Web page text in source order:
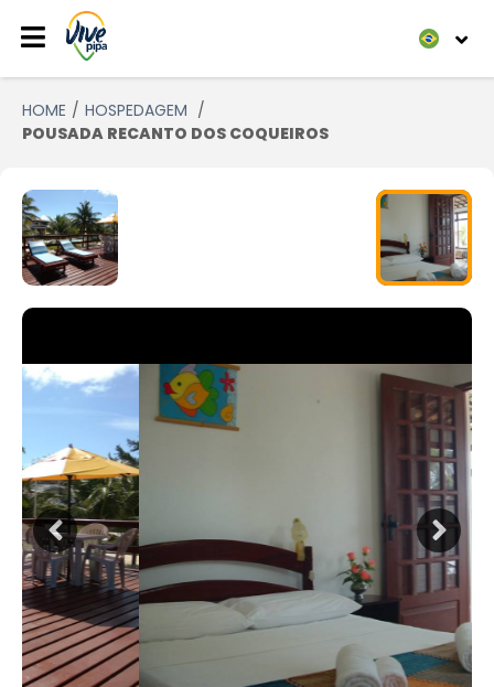
HOME
HOSPEDAGEM
POUSADA RECANTO DOS COQUEIROS